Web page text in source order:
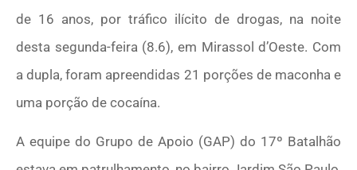
de 16 anos, por tráfico ilícito de drogas, na noite
desta segunda-feira (8.6), em Mirassol d’Oeste. Com
a dupla, foram apreendidas 21 porções de maconha e
uma porção de cocaína.
A equipe do Grupo de Apoio (GAP) do 17º Batalhão